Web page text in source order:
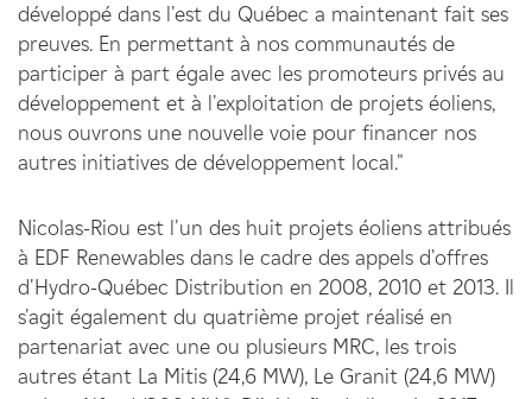
développé dans l'est du Québec a maintenant fait ses
preuves. En permettant à nos communautés de
participer à part égale avec les promoteurs privés au
développement et à l'exploitation de projets éoliens,
nous ouvrons une nouvelle voie pour financer nos
autres initiatives de développement local."
Nicolas-Riou est l'un des huit projets éoliens attribués
à EDF Renewables dans le cadre des appels d'offres
d'Hydro-Québec Distribution en 2008, 2010 et 2013. Il
s'agit également du quatrième projet réalisé en
partenariat avec une ou plusieurs MRC, les trois
autres étant La Mitis (24,6 MW), Le Granit (24,6 MW)